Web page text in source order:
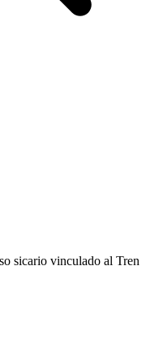
sicario vinculado al Tren